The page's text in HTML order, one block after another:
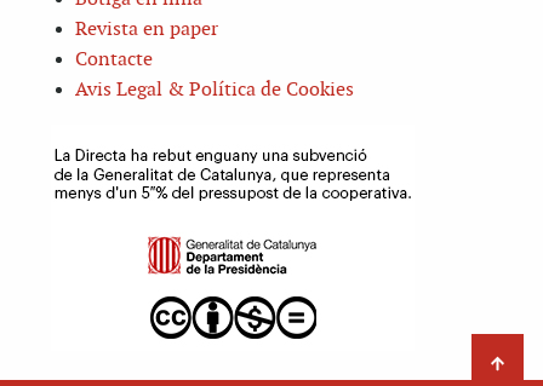
Revista en paper
Contacte
Avis Legal & Política de Cookies